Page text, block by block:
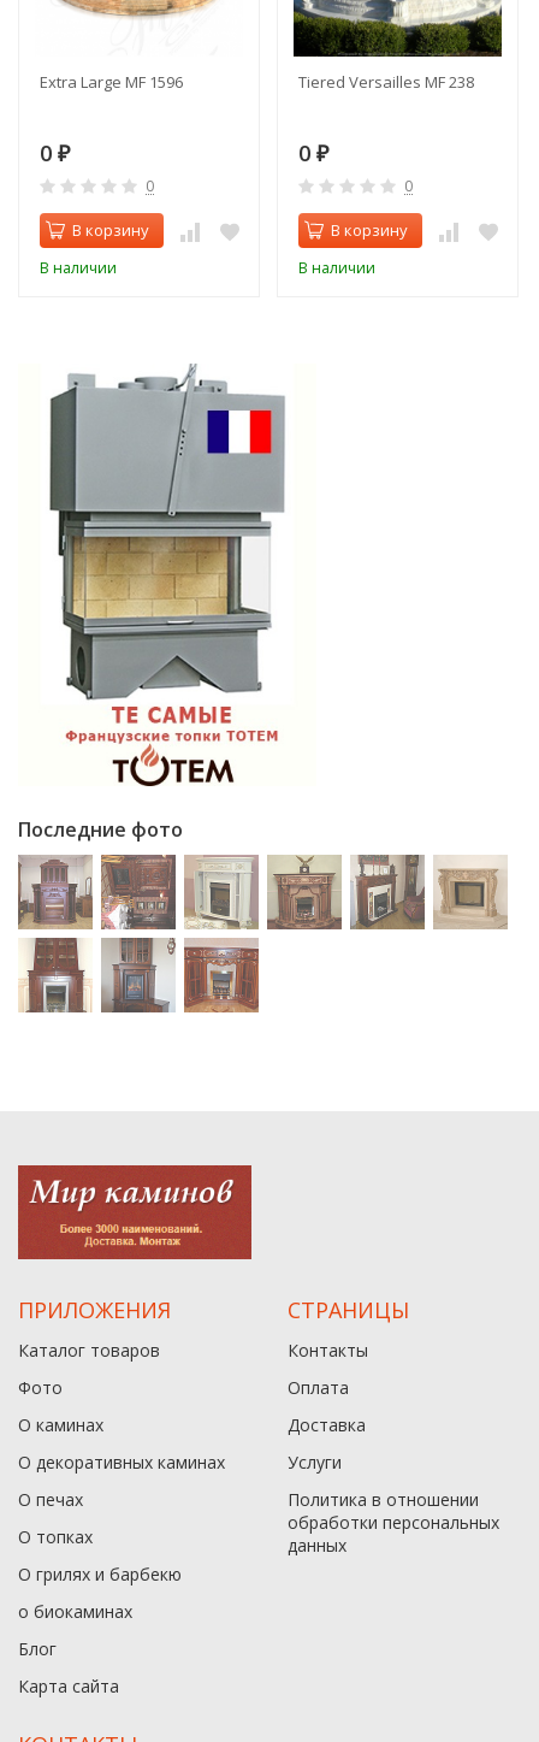
Extra Large MF 1596
0 ₽
0
В корзину
В наличии
Tiered Versailles MF 238
0 ₽
0
В корзину
В наличии
Последние фото
ПРИЛОЖЕНИЯ
Каталог товаров
Фото
О каминах
О декоративных каминах
О печах
О топках
О грилях и барбекю
о биокаминах
Блог
Карта сайта
СТРАНИЦЫ
Контакты
Оплата
Доставка
Услуги
Политика в отношении
обработки персональных
данныx